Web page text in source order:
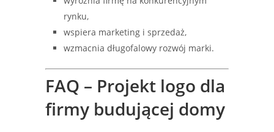
rynku,
wspiera marketing i sprzedaż,
wzmacnia długofalowy rozwój marki.
FAQ – Projekt logo dla
firmy budującej domy